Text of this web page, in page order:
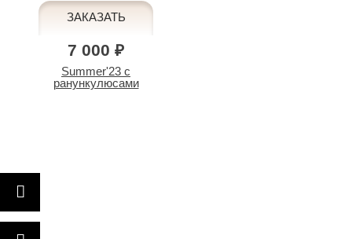
7 000 ₽
Summer'23 с
ранункулюсами